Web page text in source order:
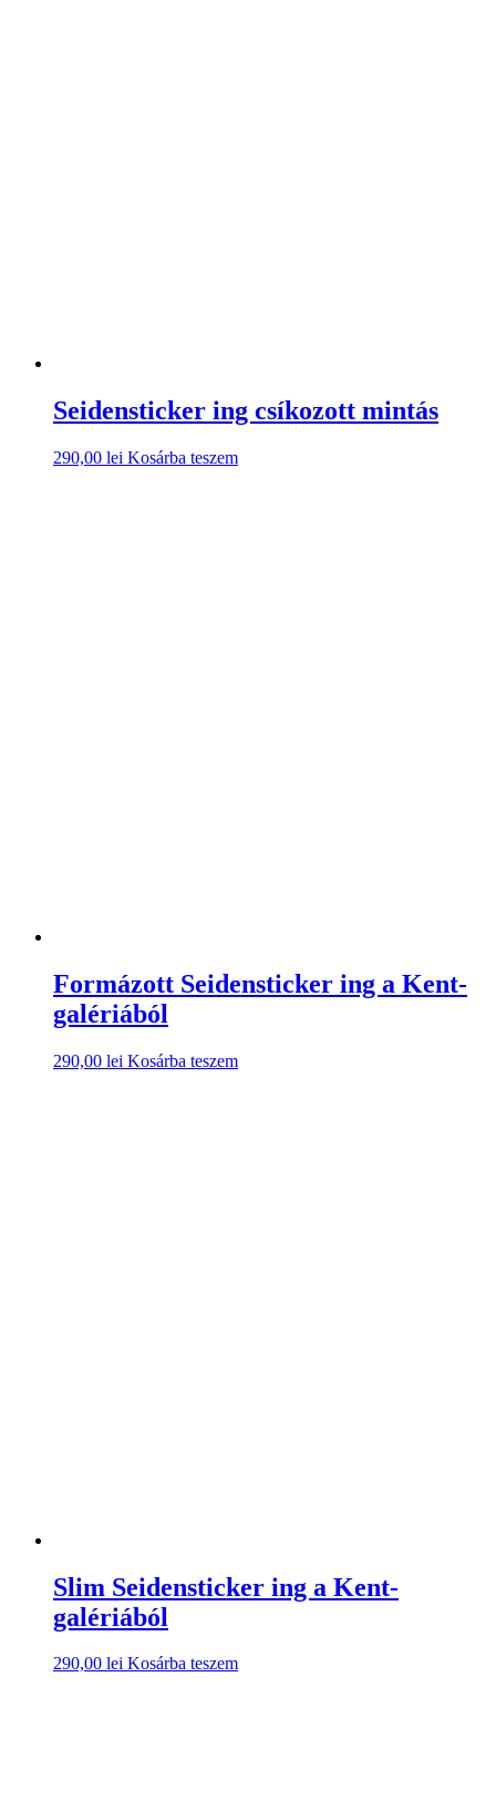
Seidensticker ing csíkozott mintás
290,00 lei Kosárba teszem
Formázott Seidensticker ing a Kent-
galériából
290,00 lei Kosárba teszem
Slim Seidensticker ing a Kent-
galériából
290,00 lei Kosárba teszem